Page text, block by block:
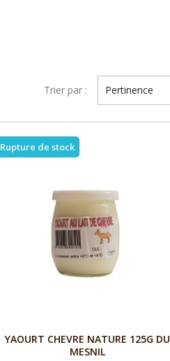
Trier par : Pertinence
Aperçu
YAOURT CHEVRE NATURE 125G DU
MESNIL
Rupture de stock